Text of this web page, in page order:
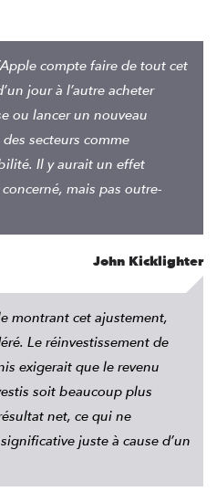
compte faire de tout cet
jour à l’autre acheter
ou lancer un nouveau
secteurs comme
Il y aurait un effet
mais pas outre-
John Kicklighter
montrant cet ajustement,
Le réinvestissement de
exigerait que le revenu
soit beaucoup plus
net, ce qui ne
juste à cause d’un